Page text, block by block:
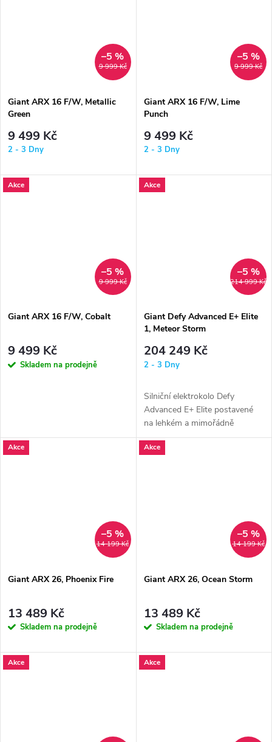
9 999 Kč
–5 %
Giant ARX 16 F/W, Metallic
Green
9 499 Kč
2 - 3 Dny
9 999 Kč
–5 %
Giant ARX 16 F/W, Lime
Punch
9 499 Kč
2 - 3 Dny
Akce
9 999 Kč
–5 %
Giant ARX 16 F/W, Cobalt
9 499 Kč
Skladem na prodejně
Akce
214 999 Kč
–5 %
Giant Defy Advanced E+ Elite
1, Meteor Storm
204 249 Kč
2 - 3 Dny
Silniční elektrokolo Defy
Advanced E+ Elite postavené
na lehkém a mimořádně
pohodlném karbonovém rámu
je ideální...
Akce
14 199 Kč
–5 %
Giant ARX 26, Phoenix Fire
13 489 Kč
Skladem na prodejně
Akce
14 199 Kč
–5 %
Giant ARX 26, Ocean Storm
13 489 Kč
Skladem na prodejně
Akce Akce